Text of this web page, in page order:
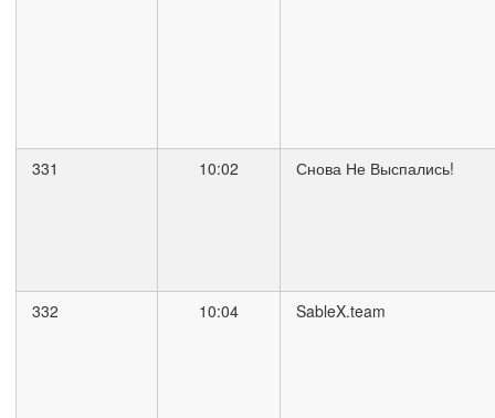
331 10:02 Снова Не Выспались!
332 10:04 SableX.team